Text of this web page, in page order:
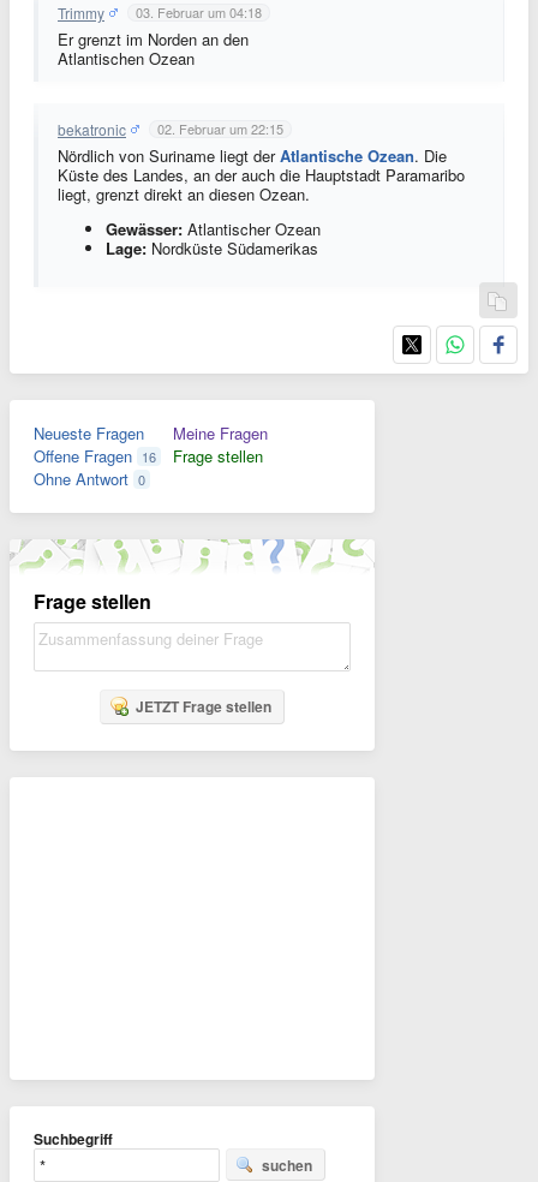
Trimmy 03. Februar um 04:18
Er grenzt im Norden an den
Atlantischen Ozean
bekatronic 02. Februar um 22:15
Nördlich von Suriname liegt derAtlantische Ozean. Die
Küste des Landes, an der auch die Hauptstadt Paramaribo
liegt, grenzt direkt an diesen Ozean.
Gewässer: Atlantischer Ozean
Lage: Nordküste Südamerikas
Neueste Fragen
Offene Fragen 16
Ohne Antwort 0
Meine Fragen
Frage stellen
Frage stellen
JETZT Frage stellen
Suchbegriff
suchen